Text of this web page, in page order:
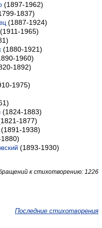
(1897-1962)
1837)
(1887-1924)
(1911-1965)
(1880-1921)
1960)
1892)
1975)
(1824-1883)
1877)
(1891-1938)
(1893-1930)
к стихотворению: 1226
Последние стихотворения